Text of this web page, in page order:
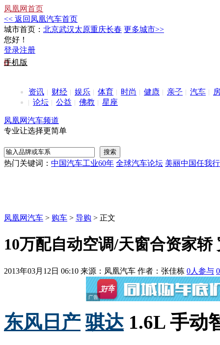
凤凰网首页
<< 返回凤凰汽车首页
城市首页： 北京武汉太原重庆长春 更多城市>>
您好！
登录注册
手机版
资讯 财经 娱乐 体育 时尚 健康 亲子 汽车
论坛
公益 佛教 星座
凤凰网汽车频道
专业让选择更简单
热门关键词： 中国汽车工业60年 全球汽车论坛 美丽中国任我行
凤凰网汽车 > 购车 > 导购 > 正文
10万配自动空调/天窗合资家轿
2013年03月12日 06:10 来源：凤凰汽车 作者： 张佳栋 0人参与 0
东风 日产 骐达 1.6L 手动